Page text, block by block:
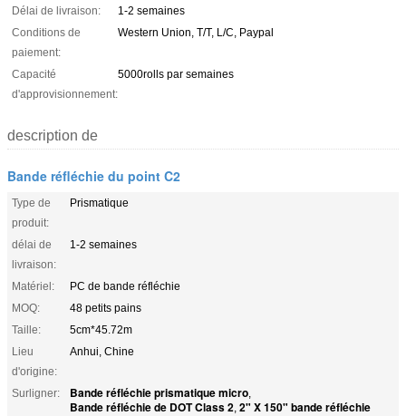
Délai de livraison:
1-2 semaines
Conditions de
paiement:
Western Union, T/T, L/C, Paypal
Capacité
d'approvisionnement:
5000rolls par semaines
description de
Bande réfléchie du point C2
Type de
produit:
Prismatique
délai de
livraison:
1-2 semaines
Matériel:
PC de bande réfléchie
MOQ:
48 petits pains
Taille:
5cm*45.72m
Lieu
d'origine:
Anhui, Chine
Surligner: Bande réfléchie prismatique micro,
Bande réfléchie de DOT Class 2, 2" X 150" bande réfléchie